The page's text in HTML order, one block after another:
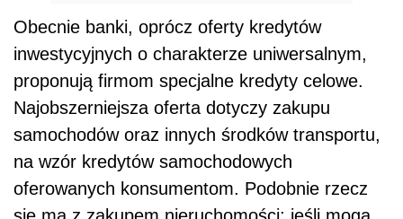
Obecnie banki, oprócz oferty kredytów
inwestycyjnych o charakterze uniwersalnym,
proponują firmom specjalne kredyty celowe.
Najobszerniejsza oferta dotyczy zakupu
samochodów oraz innych środków transportu,
na wzór kredytów samochodowych
oferowanych konsumentom. Podobnie rzecz
się ma z zakupem nieruchomości; jeśli mogą